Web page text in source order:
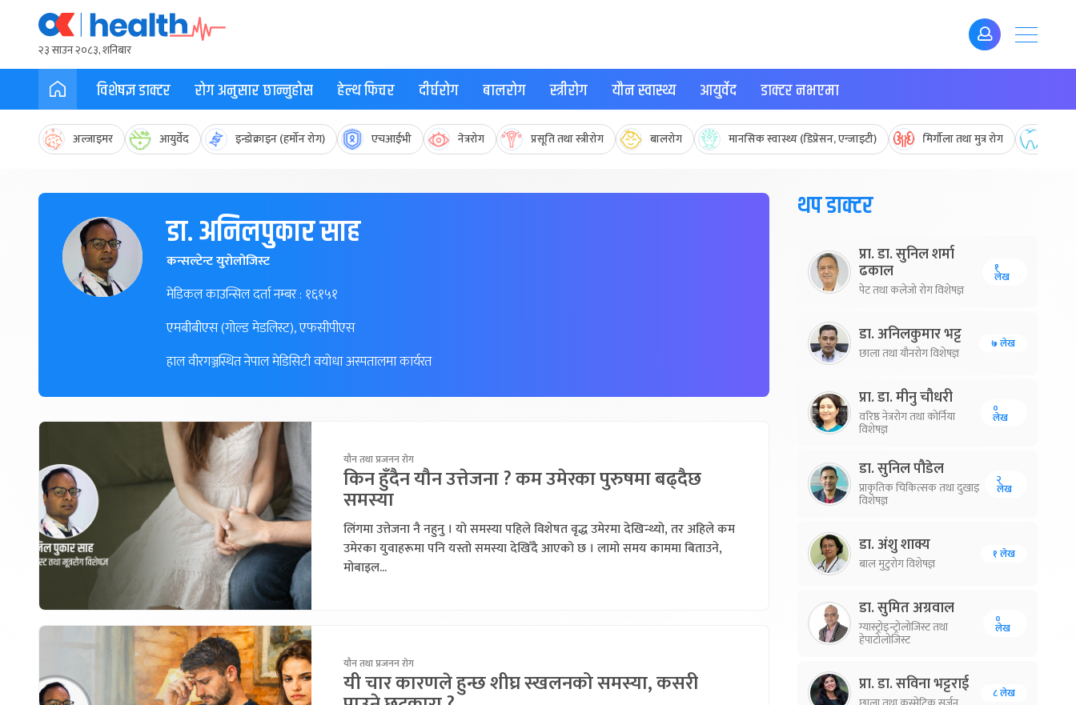
२३ साउन २०८३, शनिबार
विशेषज्ञ डाक्टर रोग अनुसार छान्नुहोस हेल्थ फिचर दीर्घरोग बालरोग स्त्रीरोग यौन स्वास्थ्य आयुर्वेद डाक्टर नभएमा
अल्जाइमर आयुर्वेद इन्डोक्राइन (हर्मोन रोग) एचआईभी नेत्ररोग प्रसूति तथा स्त्रीरोग बालरोग मानसिक स्वास्थ्य (डिप्रेसन, एन्जाइटी) मिर्गौला तथा मुत्र रोग
डा. अनिलपुकार साह
कन्सल्टेन्ट युरोलोजिस्ट
मेडिकल काउन्सिल दर्ता नम्बर : १६१५१
एमबीबीएस (गोल्ड मेडलिस्ट), एफसीपीएस
हाल वीरगञ्जस्थित नेपाल मेडिसिटी वयोधा अस्पतालमा कार्यरत
यौन तथा प्रजनन रोग
किन हुँदैन यौन उत्तेजना ? कम उमेरका पुरुषमा बढ्दैछ
समस्या
लिंगमा उत्तेजना नै नहुनु । यो समस्या पहिले विशेषत वृद्ध उमेरमा देखिन्थ्यो, तर अहिले कम
उमेरका युवाहरूमा पनि यस्तो समस्या देखिँदै आएको छ । लामो समय काममा बिताउने,
मोबाइल...
यौन तथा प्रजनन रोग
यी चार कारणले हुन्छ शीघ्र स्खलनको समस्या, कसरी
थप डाक्टर
प्रा. डा. सुनिल शर्मा
ढकाल
पेट तथा कलेजो रोग विशेषज्ञ
१
लेख
डा. अनिलकुमार भट्ट
छाला तथा यौनरोग विशेषज्ञ
७ लेख
प्रा. डा. मीनु चौधरी
वरिष्ठ नेत्ररोग तथा कोर्निया
विशेषज्ञ
०
लेख
डा. सुनिल पौडेल
प्राकृतिक चिकित्सक तथा दुखाइ
विशेषज्ञ
२
लेख
डा. अंशु शाक्य
बाल मुटुरोग विशेषज्ञ
१ लेख
डा. सुमित अग्रवाल
ग्यास्ट्रोइन्ट्रोलोजिस्ट तथा
हेपाटोलोजिस्ट
०
लेख
प्रा. डा. सविना भट्टराई ८ लेख